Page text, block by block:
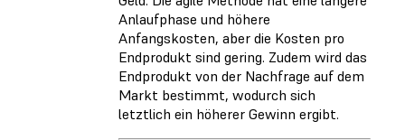
Anlaufphase und höhere
Anfangskosten, aber die Kosten pro
Endprodukt sind gering. Zudem wird das
Endprodukt von der Nachfrage auf dem
Markt bestimmt, wodurch sich
letztlich ein höherer Gewinn ergibt.